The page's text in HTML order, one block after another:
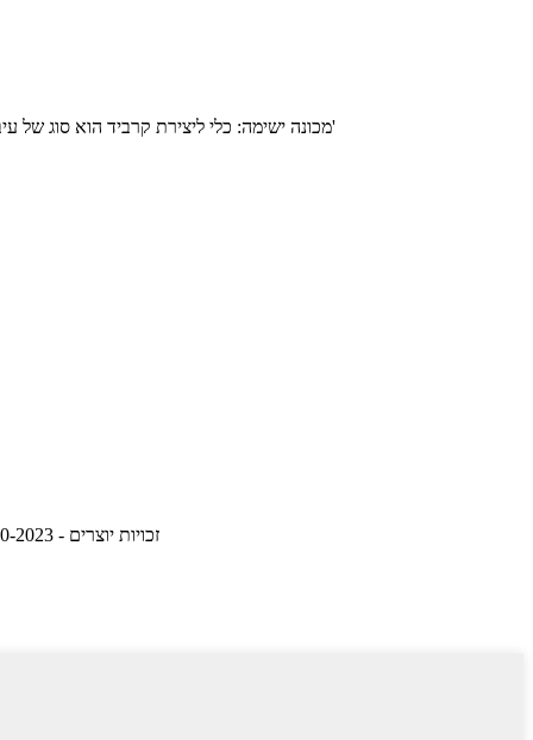
מכונה ישימה: כלי ליצירת קרביד הוא סוג של עיבוד של מגוון צורות מורכבות של הכלי, ניתן לעצב בהתאם לצורת צורת החור!מתאים למרכז עיבוד חמישה צירים, מחרטה, מכונת קידוח וכו'
© זכויות יוצרים - 2010-2023 : כל הזכויות שמורות.